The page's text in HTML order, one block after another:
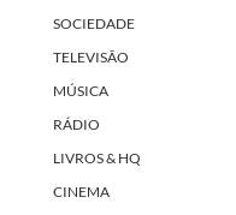
SOCIEDADE
TELEVISÃO
MÚSICA
RÁDIO
LIVROS & HQ
CINEMA